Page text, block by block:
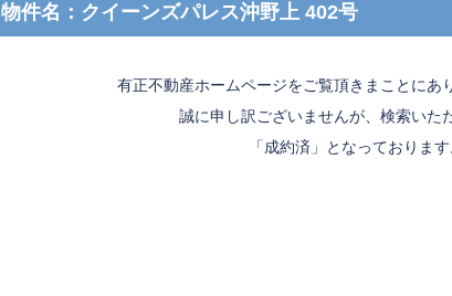
物件名：クイーンズパレス沖野上 402号
有正不動産ホームページをご覧頂きまことにあ
誠に申し訳ございませんが、検索いた
「成約済」となっております